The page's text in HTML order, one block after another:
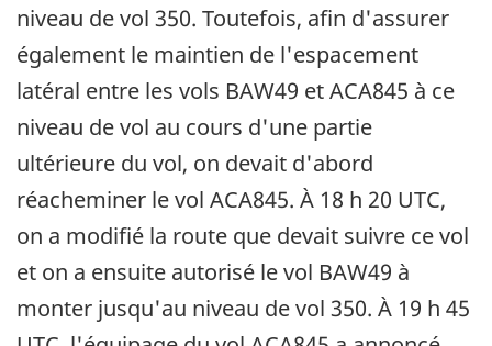
niveau de vol 350. Toutefois, afin d'assurer
également le maintien de l'espacement
latéral entre les vols BAW49 et ACA845 à ce
niveau de vol au cours d'une partie
ultérieure du vol, on devait d'abord
réacheminer le vol ACA845. À 18 h 20 UTC,
on a modifié la route que devait suivre ce vol
et on a ensuite autorisé le vol BAW49 à
monter jusqu'au niveau de vol 350. À 19 h 45